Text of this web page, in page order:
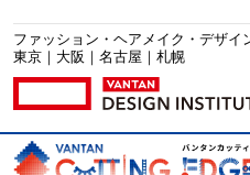
ファッション・ヘアメイク・デザ
東京｜大阪｜名古屋｜札幌